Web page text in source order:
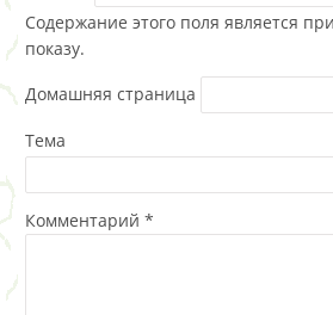
Содержание этого поля является
показу.
Домашняя страница
Тема
Комментарий *